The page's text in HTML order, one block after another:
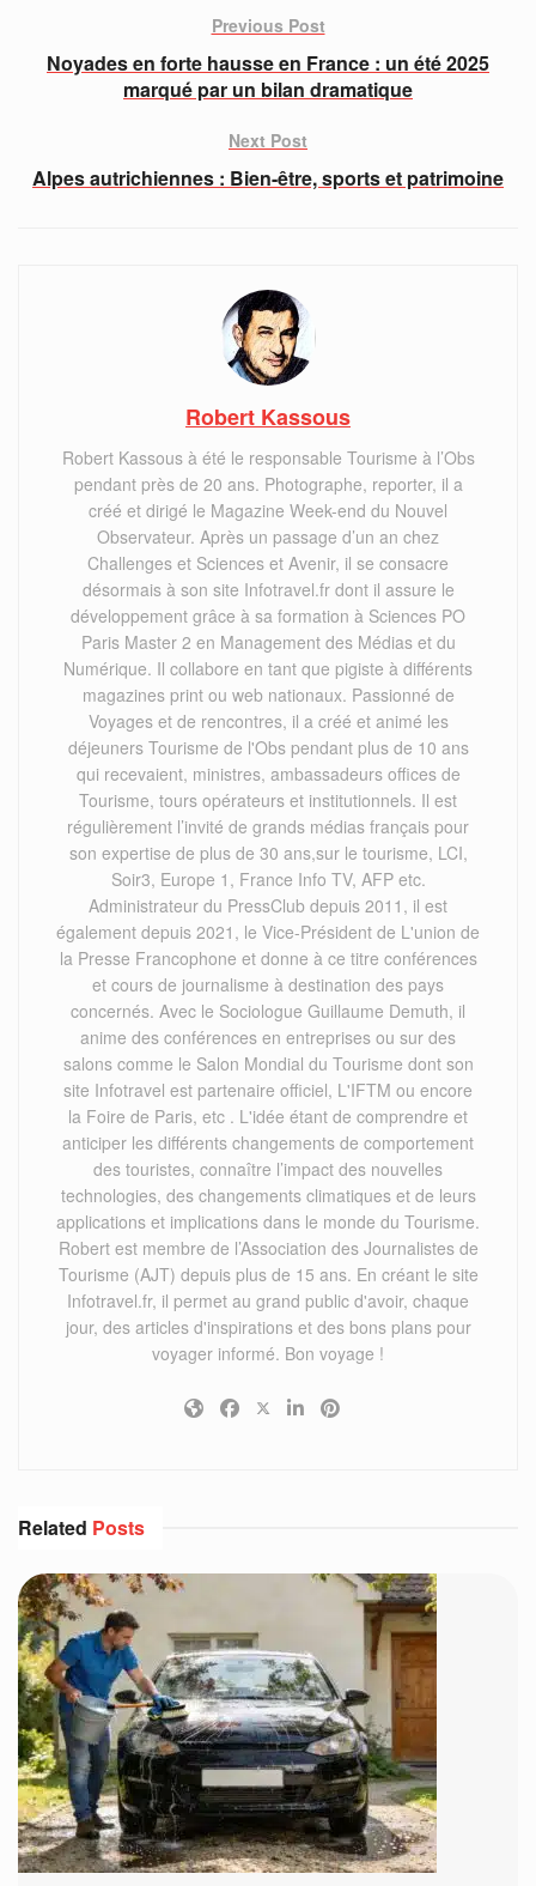
Previous Post
Noyades en forte hausse en France : un été 2025
marqué par un bilan dramatique
Next Post
Alpes autrichiennes : Bien-être, sports et patrimoine
Robert Kassous
Robert Kassous à été le responsable Tourisme à l’Obs
pendant près de 20 ans. Photographe, reporter, il a
créé et dirigé le Magazine Week-end du Nouvel
Observateur. Après un passage d’un an chez
Challenges et Sciences et Avenir, il se consacre
désormais à son site Infotravel.fr dont il assure le
développement grâce à sa formation à Sciences PO
Paris Master 2 en Management des Médias et du
Numérique. Il collabore en tant que pigiste à différents
magazines print ou web nationaux. Passionné de
Voyages et de rencontres, il a créé et animé les
déjeuners Tourisme de l'Obs pendant plus de 10 ans
qui recevaient, ministres, ambassadeurs offices de
Tourisme, tours opérateurs et institutionnels. Il est
régulièrement l’invité de grands médias français pour
son expertise de plus de 30 ans,sur le tourisme, LCI,
Soir3, Europe 1, France Info TV, AFP etc.
Administrateur du PressClub depuis 2011, il est
également depuis 2021, le Vice-Président de L'union de
la Presse Francophone et donne à ce titre conférences
et cours de journalisme à destination des pays
concernés. Avec le Sociologue Guillaume Demuth, il
anime des conférences en entreprises ou sur des
salons comme le Salon Mondial du Tourisme dont son
site Infotravel est partenaire officiel, L'IFTM ou encore
la Foire de Paris, etc . L'idée étant de comprendre et
anticiper les différents changements de comportement
des touristes, connaître l’impact des nouvelles
technologies, des changements climatiques et de leurs
applications et implications dans le monde du Tourisme.
Robert est membre de l’Association des Journalistes de
Tourisme (AJT) depuis plus de 15 ans. En créant le site
Infotravel.fr, il permet au grand public d'avoir, chaque
jour, des articles d'inspirations et des bons plans pour
voyager informé. Bon voyage !
Related Posts